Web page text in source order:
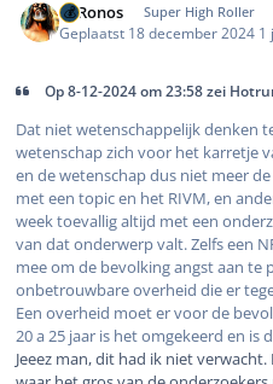
K. Ronos Super High Roller
Geplaatst 18 december 2024 1
Op 8-12-2024 om 23:58 zei
Dat niet wetenschappelijk denken
wetenschap zich voor het karretje
en de wetenschap dus niet meer
met een topic en het RIVM, en
week toevallig altijd met een
van dat onderwerp valt. Zelfs een
mee om de bevolking angst aan te
onbetrouwbare overheid die er
Een overheid moet er voor de
20 a 25 jaar is het omgekeerd en
Jeeez man, dit had ik niet